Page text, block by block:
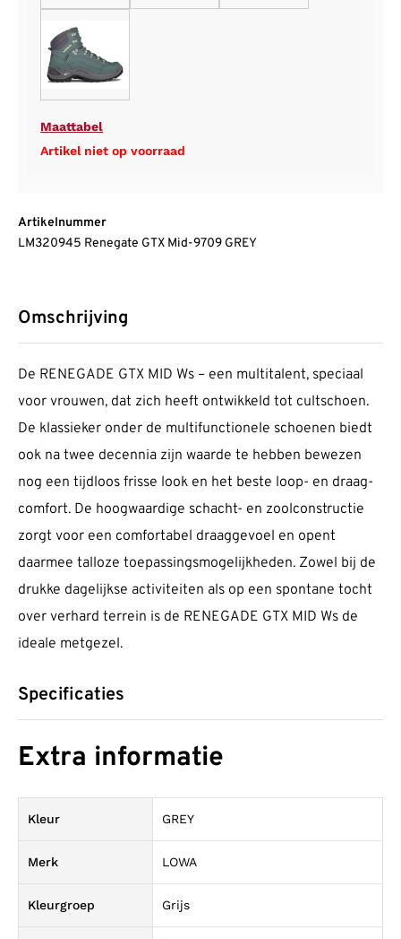
Maattabel
Artikel niet op voorraad
Artikelnummer
LM320945 Renegate GTX Mid-9709 GREY
Omschrijving
De RENEGADE GTX MID Ws – een multi­talent, speciaal
voor vrouwen, dat zich heeft ontwikkeld tot cult­schoen.
De klas­sieker onder de multi­func­tionele schoenen biedt
ook na twee decennia zijn waarde te hebben bewezen
nog een tijdloos frisse look en het beste loop- en draag­
comfort. De hoog­waardige schacht- en zool­con­structie
zorgt voor een comfortabel draag­gevoel en opent
daarmee talloze toepas­sings­mo­ge­lijkheden. Zowel bij de
drukke dage­lijkse acti­vi­teiten als op een spontane tocht
over verhard terrein is de RENEGADE GTX MID Ws de
ideale metgezel.
Specificaties
Extra informatie
Kleur GREY
Merk LOWA
Kleurgroep Grijs